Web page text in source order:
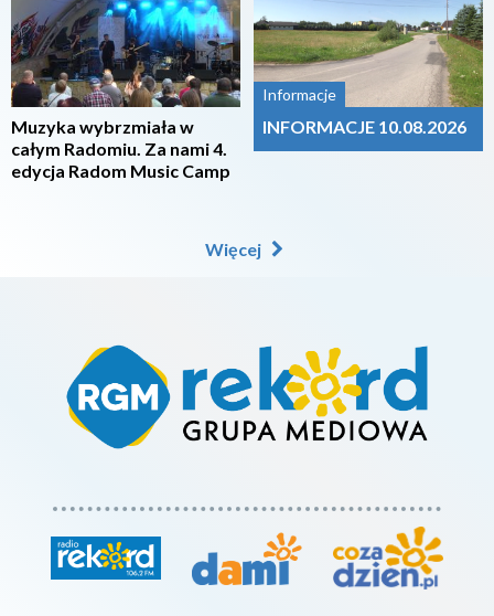
Muzyka wybrzmiała w
całym Radomiu. Za nami 4.
edycja Radom Music Camp
Informacje
INFORMACJE 10.08.2026
Więcej